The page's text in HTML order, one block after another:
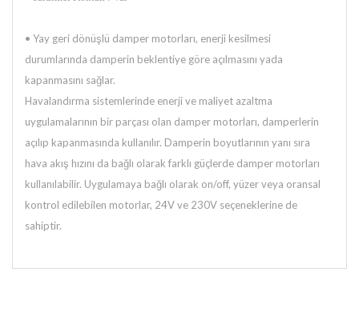
• Yay geri dönüşlü damper motorları, enerji kesilmesi
durumlarında damperin beklentiye göre açılmasını yada
kapanmasını sağlar.
Havalandırma sistemlerinde enerji ve maliyet azaltma
uygulamalarının bir parçası olan damper motorları, damperlerin
açılıp kapanmasında kullanılır. Damperin boyutlarının yanı sıra
hava akış hızını da bağlı olarak farklı güçlerde damper motorları
kullanılabilir. Uygulamaya bağlı olarak on/off, yüzer veya oransal
kontrol edilebilen motorlar, 24V ve 230V seçeneklerine de
sahiptir.